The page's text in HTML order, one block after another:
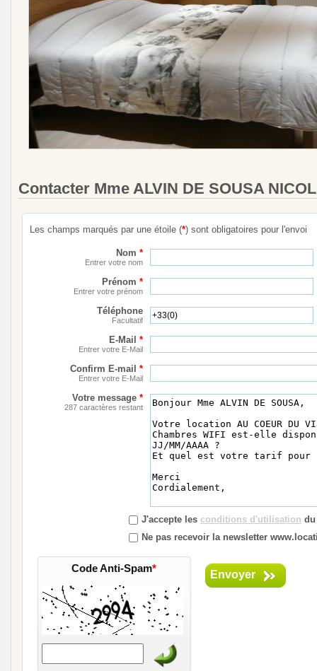
Contacter Mme ALVIN DE SOUSA
Les champs marqués par une étoile (*) sont obligatoires pour l'envoi
Nom *
Entrer votre nom
Prénom *
Entrer votre prénom
Téléphone
Facultatif
E-Mail *
Entrer votre E-Mail
Confirm E-mail *
Entrer votre E-Mail
Votre message *
287 caractères restant
J'accepte les conditions d'utilisation
Ne pas recevoir la newsletter
Code Anti-Spam* Envoyer